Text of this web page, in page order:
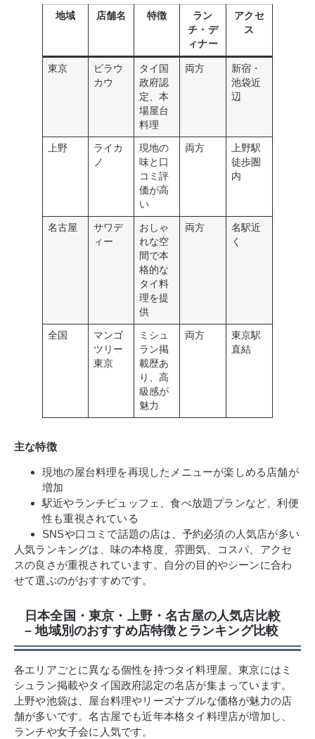
地域 店舗名 特徴
ラン
チ・デ
ィナー
アクセ
ス
東京
ピラウ
カウ
タイ国
政府認
定、本
場屋台
料理
両方
新宿・
池袋近
辺
上野
ライカ
ノ
現地の
味と口
コミ評
価が高
い
両方
上野駅
徒歩圏
内
名古屋
サワデ
ィー
おしゃ
れな空
間で本
格的な
タイ料
理を提
供
両方
名駅近
く
全国
マンゴ
ツリー
東京
ミシュ
ラン掲
載歴あ
り、高
級感が
魅力
両方
東京駅
直結
主な特徴
現地の屋台料理を再現したメニューが楽しめる店舗が
増加
駅近やランチビュッフェ、食べ放題プランなど、利便
性も重視されている
SNSや口コミで話題の店は、予約必須の人気店が多い
人気ランキングは、味の本格度、雰囲気、コスパ、アクセ
スの良さが重視されています。自分の目的やシーンに合わ
せて選ぶのがおすすめです。
日本全国・東京・上野・名古屋の人気店比較
– 地域別のおすすめ店特徴とランキング比較
各エリアごとに異なる個性を持つタイ料理屋。東京にはミ
シュラン掲載やタイ国政府認定の名店が集まっています。
上野や池袋は、屋台料理やリーズナブルな価格が魅力の店
舗が多いです。名古屋でも近年本格タイ料理店が増加し、
ランチや女子会に人気です。